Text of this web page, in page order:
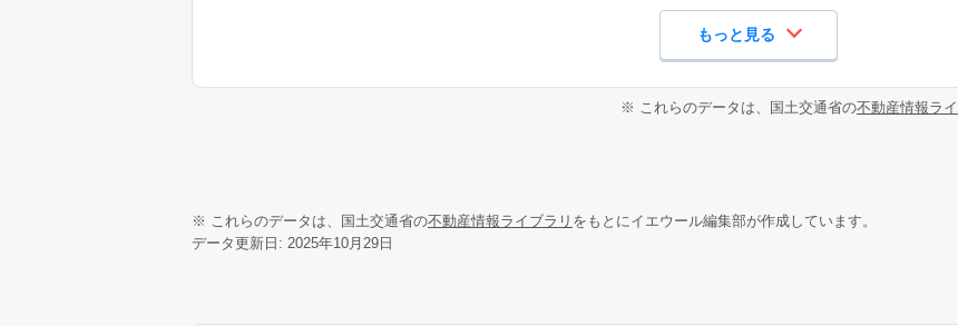
もっと見る
※ これらのデータは、国土交通省の不動産情報ラ
※ これらのデータは、国土交通省の不動産情報ライブラリ をもとにイエウール編集部が作成しています。
データ更新日: 2025年10月29日